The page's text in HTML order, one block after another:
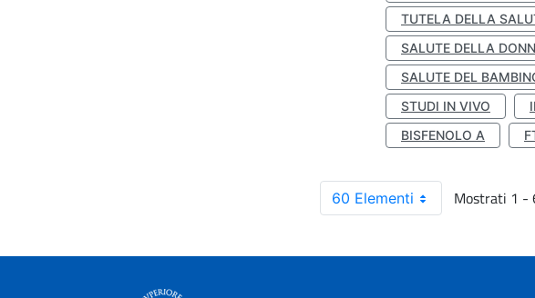
TUTELA DELLA
SALUTE DELLA
SALUTE DEL
STUDI IN VIVO
BISFENOLO A
60 Elementi Mostrati 1 -